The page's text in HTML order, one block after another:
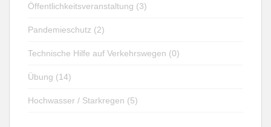
Öffentlichkeitsveranstaltung (3)
Pandemieschutz (2)
Technische Hilfe auf Verkehrswegen (0)
Übung (14)
Hochwasser / Starkregen (5)